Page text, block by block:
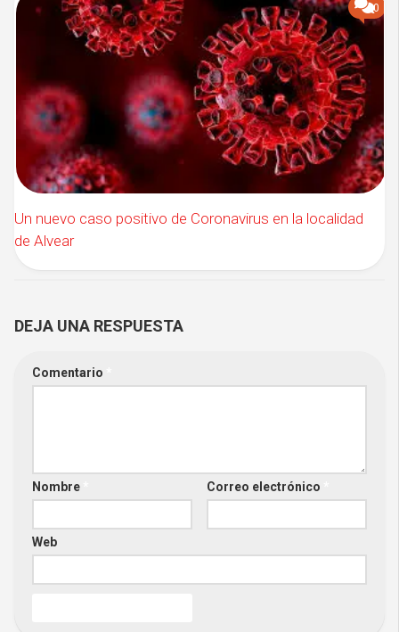
0
Un nuevo caso positivo de Coronavirus en la localidad
de Alvear
DEJA UNA RESPUESTA
Comentario
Nombre Correo electrónico
Web